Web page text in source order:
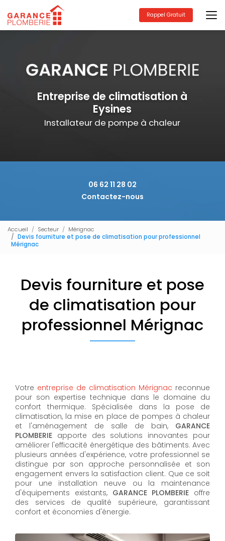
au
contenu
principal
Rappel Gratuit
Entreprise de climatisation à
Eysines
Installateur de pompe à chaleur
06 62 11 28 02
Contactez-nous
Accueil Secteur
Mérignac
Devis fourniture et pose de climatisation pour professionnel
Mérignac
Devis fourniture et pose
de climatisation pour
professionnel Mérignac
Votre entreprise de climatisation Mérignac reconnue
pour son expertise technique dans le domaine du
confort thermique. Spécialisée dans la pose de
climatisation, la mise en place de pompes à chaleur
et l'aménagement de salle de bain, GARANCE
PLOMBERIE apporte des solutions innovantes pour
améliorer l'efficacité énergétique des bâtiments. Avec
plusieurs années d'expérience, votre professionnel se
distingue par son approche personnalisée et son
engagement envers la satisfaction client. Que ce soit
pour une installation neuve ou la maintenance
d'équipements existants, GARANCE PLOMBERIE offre
des services de qualité supérieure, garantissant
confort et économies d'énergie.